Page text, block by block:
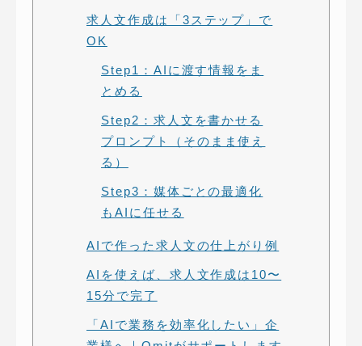
電話でお問い合わせ
月〜金曜10:00 〜 19:00 ( 土日祝定休 )
求人文作成は「3ステップ」で
OK
Step1：AIに渡す情報をま
とめる
Step2：求人文を書かせる
プロンプト（そのまま使え
る）
Step3：媒体ごとの最適化
もAIに任せる
AIで作った求人文の仕上がり例
AIを使えば、求人文作成は10〜
15分で完了
「AIで業務を効率化したい」企